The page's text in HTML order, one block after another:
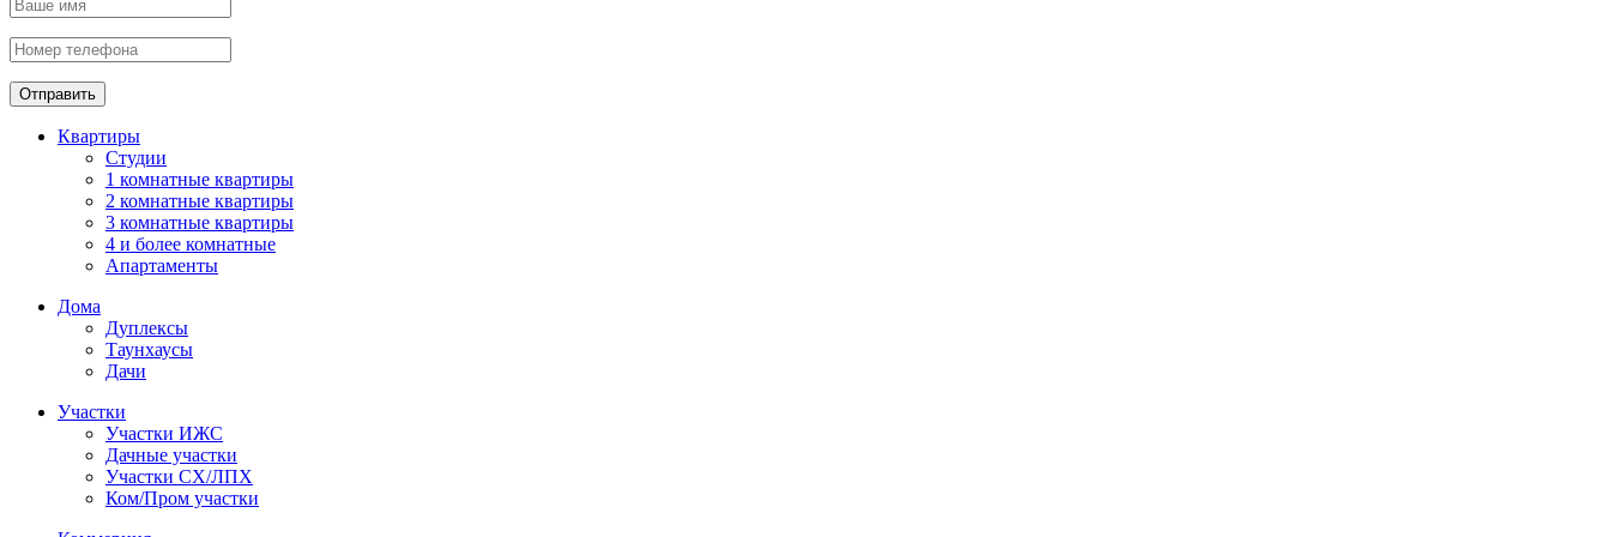
Отправить
Квартиры
Студии
1 комнатные квартиры
2 комнатные квартиры
3 комнатные квартиры
4 и более комнатные
Апартаменты
Дома
Дуплексы
Таунхаусы
Дачи
Участки
Участки ИЖС
Дачные участки
Участки СХ/ЛПХ
Ком/Пром участки